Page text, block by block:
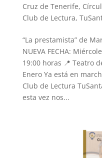
Cruz de Tenerife,
Club de Lectura,
“La prestamista” de
NUEVA FECHA:
19:00 horas 📍 Teatro
Enero Ya está en
Club de Lectura
esta vez nos...